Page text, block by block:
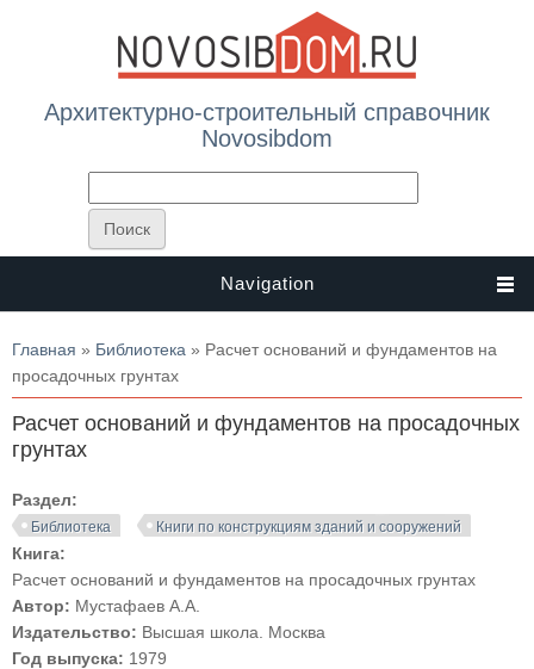
Архитектурно-строительный справочник
Novosibdom
Navigation
Вы здесь
Главная » Библиотека » Расчет оснований и фундаментов на
просадочных грунтах
Расчет оснований и фундаментов на просадочных
грунтах
Раздел:
Библиотека Книги по конструкциям зданий и сооружений
Книга:
Расчет оснований и фундаментов на просадочных грунтах
Автор: Мустафаев А.А.
Издательство: Высшая школа. Москва
Год выпуска: 1979